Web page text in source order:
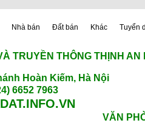
Nhà bán Đất bán Khác Tuyển
TRUYỀN THÔNG THỊNH AN
Hoàn Kiếm, Hà Nội
6652 7963
VĂN